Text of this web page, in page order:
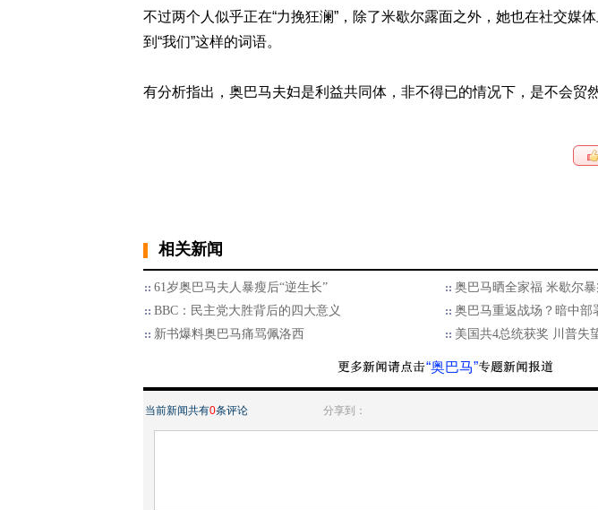
不过两个人似乎正在“力挽狂澜”，除了米歇尔露面之外，她也在社交媒
到“我们”这样的词语。
有分析指出，奥巴马夫妇是利益共同体，非不得已的情况下，是不会贸
相关新闻
61岁奥巴马夫人暴瘦后“逆生长”
奥巴马晒全家福 米歇尔
BBC：民主党大胜背后的四大意义
奥巴马重返战场？暗中部
新书爆料奥巴马痛骂佩洛西
美国共4总统获奖 川普失
“奥巴马”
当前新闻共有0条评论 分享到：